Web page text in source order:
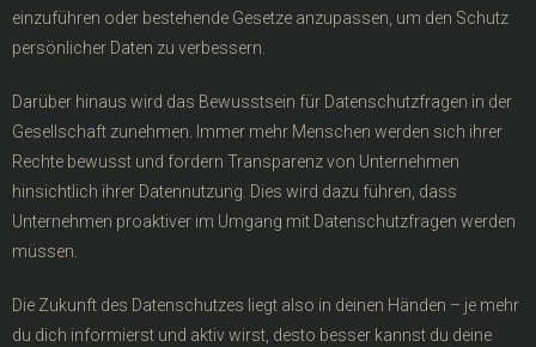
einzuführen oder bestehende Gesetze anzupassen, um den Schutz
persönlicher Daten zu verbessern.
Darüber hinaus wird das Bewusstsein für Datenschutzfragen in der
Gesellschaft zunehmen. Immer mehr Menschen werden sich ihrer
Rechte bewusst und fordern Transparenz von Unternehmen
hinsichtlich ihrer Datennutzung. Dies wird dazu führen, dass
Unternehmen proaktiver im Umgang mit Datenschutzfragen werden
müssen.
Die Zukunft des Datenschutzes liegt also in deinen Händen – je mehr
du dich informierst und aktiv wirst, desto besser kannst du deine